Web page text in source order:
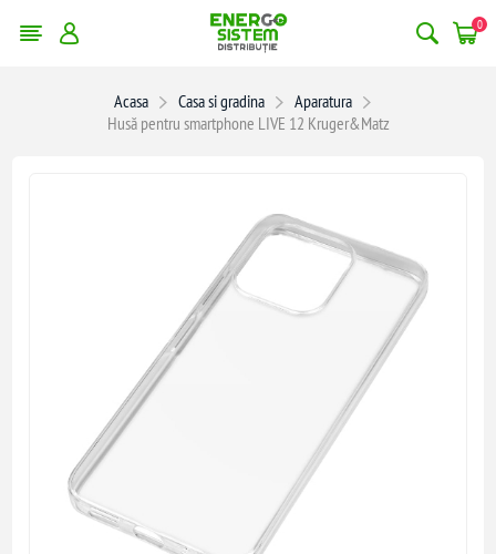
0
Acasa Casa si gradina
Aparatura
Husă pentru smartphone LIVE 12 Kruger&Matz